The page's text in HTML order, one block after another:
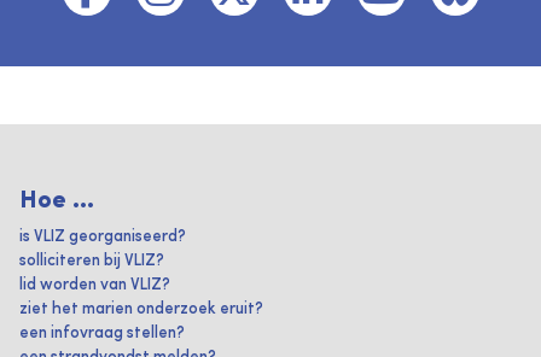
Hoe ...
is VLIZ georganiseerd?
solliciteren bij VLIZ?
lid worden van VLIZ?
ziet het marien onderzoek eruit?
een infovraag stellen?